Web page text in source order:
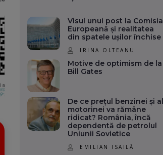
Visul unui post la Comisia
Europeană și realitatea
din spatele ușilor închise
IRINA OLTEANU
Motive de optimism de la
Bill Gates
De ce prețul benzinei și al
motorinei va rămâne
ridicat? România, încă
dependentă de petrolul
Uniunii Sovietice
EMILIAN ISAILĂ